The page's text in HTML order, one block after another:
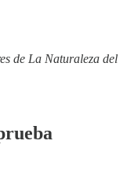
de La Naturaleza del